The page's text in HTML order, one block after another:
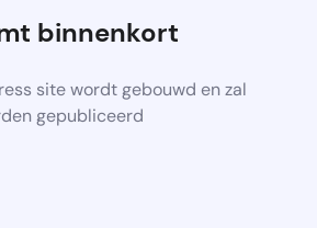
binnenkort
site wordt gebouwd en zal
gepubliceerd